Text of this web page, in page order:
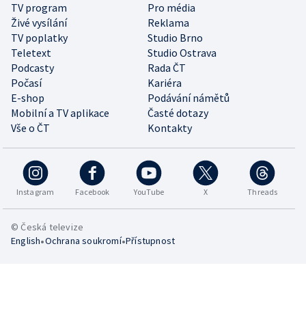
TV program
Pro média
Živé vysílání
Reklama
TV poplatky
Studio Brno
Teletext
Studio Ostrava
Podcasty
Rada ČT
Počasí
Kariéra
E-shop
Podávání námětů
Mobilní a TV aplikace
Časté dotazy
Vše o ČT
Kontakty
Instagram Facebook YouTube X Threads
© Česká televize
English•Ochrana soukromí•Přístupnost